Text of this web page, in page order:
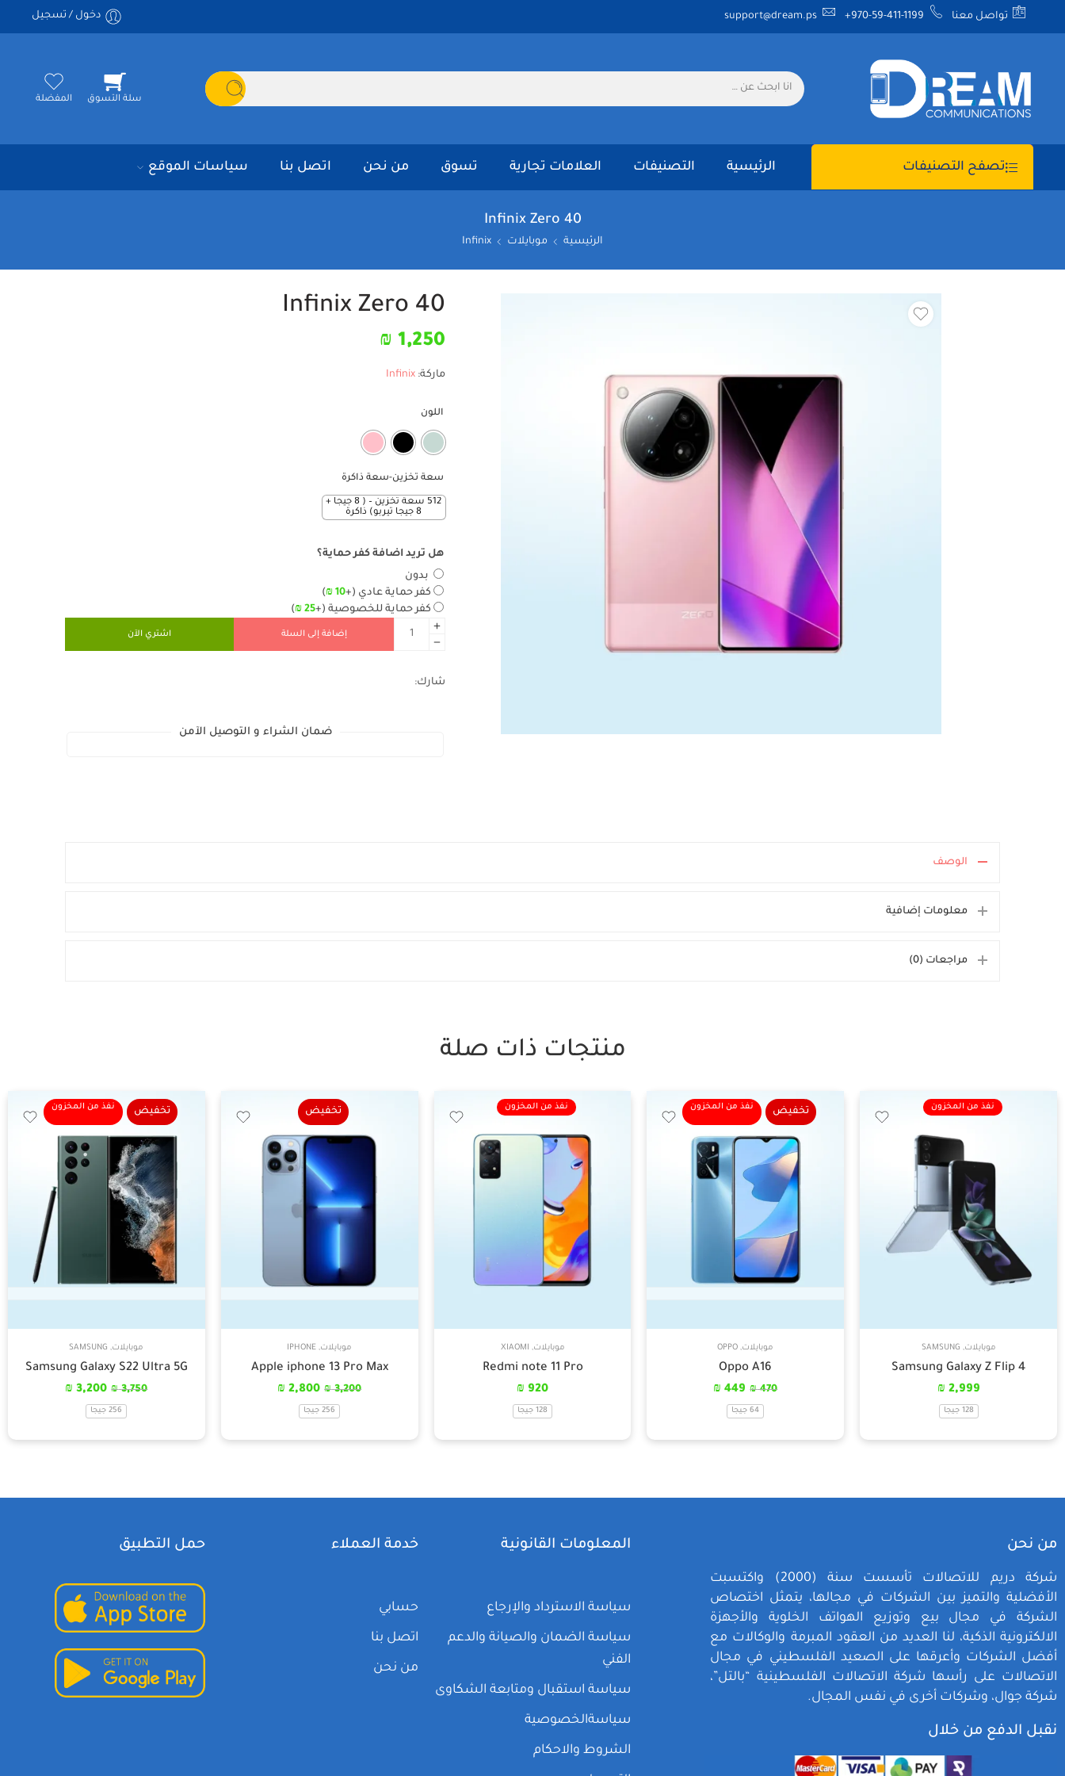
تواصل معنا +970-59-411-1199 دخول / تسجيل
سلة التسوق المفضلة
تصفح التصنيفات الرئيسية التصنيفات العلامات تجارية تسوق من نحن اتصل بنا سياسات الموقع
Infinix Zero 40
الرئيسية موبايلات Infinix
Infinix Zero 40
1,250
₪
ماركة: Infinix
اللون
سعة تخزين-سعة ذاكرة
512 سعة تخزين – ( 8 جيجا +
8 جيجا تيربو) ذاكرة
هل تريد اضافة كفر حماية؟
بدون
كفر حماية عادي (+
10
₪
)
كفر حماية للخصوصية (+
25
₪
)
إضافة إلى السلة اشتري الآن
شارك:
ضمان الشراء و التوصيل الآمن
الوصف
معلومات إضافية
مراجعات (0)
منتجات ذات صلة
نفذ من المخزون
موبايلات,
SAMSUNG
Samsung Galaxy Z Flip 4
2,999
₪
128 جيجا
تخفيض نفذ من المخزون
موبايلات,
OPPO
Oppo A16
470
₪
449
₪
64 جيجا
نفذ من المخزون
موبايلات,
XIAOMI
Redmi note 11 Pro
920
₪
128 جيجا
تخفيض
موبايلات,
IPHONE
Apple iphone 13 Pro Max
3,200
₪
2,800
₪
256 جيجا
تخفيض نفذ من المخزون
موبايلات,
SAMSUNG
Samsung Galaxy S22 Ultra 5G
3,750
₪
3,200
₪
256 جيجا
من نحن
شركة دريم للاتصالات تأسست سنة (2000) واكتسبت
الأفضلية والتميز بين الشركات في مجالها، يتمثل اختصاص
الشركة في مجال بيع وتوزيع الهواتف الخلوية والأجهزة
الالكترونية الذكية، لنا العديد من العقود المبرمة والوكالات مع
أفضل الشركات وأعرقها على الصعيد الفلسطيني في مجال
الاتصالات على رأسها شركة الاتصالات الفلسطينية “بالتل”،
شركة جوال، وشركات أخرى في نفس المجال.
نقبل الدفع من خلال
المعلومات القانونية
سياسة الاسترداد والإرجاع
سياسة الضمان والصيانة والدعم
الفني
سياسة استقبال ومتابعة الشكاوى
سياسةالخصوصية
الشروط والاحكام
خدمة العملاء
حسابي
اتصل بنا
من نحن
حمل التطبيق